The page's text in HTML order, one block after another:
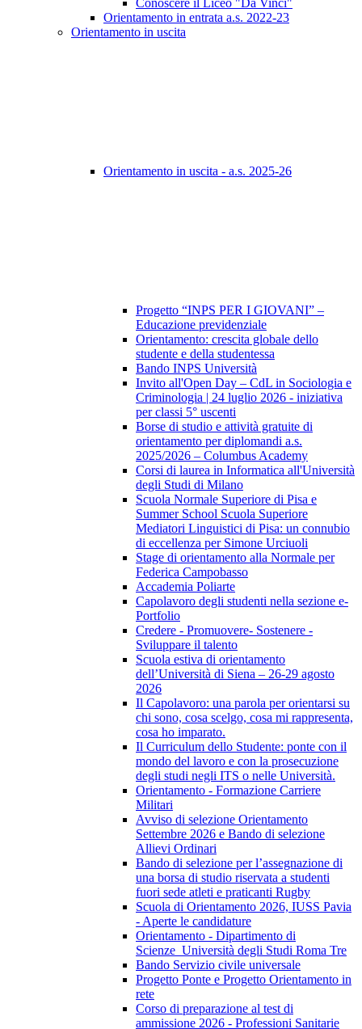
Conoscere il Liceo "Da Vinci"
Orientamento in entrata a.s. 2022-23
Orientamento in uscita
Orientamento in uscita - a.s. 2025-26
Progetto “INPS PER I GIOVANI” –
Educazione previdenziale
Orientamento: crescita globale dello
studente e della studentessa
Bando INPS Università
Invito all'Open Day – CdL in Sociologia e
Criminologia | 24 luglio 2026 - iniziativa
per classi 5° uscenti
Borse di studio e attività gratuite di
orientamento per diplomandi a.s.
2025/2026 – Columbus Academy
Corsi di laurea in Informatica all'Università
degli Studi di Milano
Scuola Normale Superiore di Pisa e
Summer School Scuola Superiore
Mediatori Linguistici di Pisa: un connubio
di eccellenza per Simone Urciuoli
Stage di orientamento alla Normale per
Federica Campobasso
Accademia Poliarte
Capolavoro degli studenti nella sezione e-
Portfolio
Credere - Promuovere- Sostenere -
Sviluppare il talento
Scuola estiva di orientamento
dell’Università di Siena – 26-29 agosto
2026
Il Capolavoro: una parola per orientarsi su
chi sono, cosa scelgo, cosa mi rappresenta,
cosa ho imparato.
Il Curriculum dello Studente: ponte con il
mondo del lavoro e con la prosecuzione
degli studi negli ITS o nelle Università.
Orientamento - Formazione Carriere
Militari
Avviso di selezione Orientamento
Settembre 2026 e Bando di selezione
Allievi Ordinari
Bando di selezione per l’assegnazione di
una borsa di studio riservata a studenti
fuori sede atleti e praticanti Rugby
Scuola di Orientamento 2026, IUSS Pavia
- Aperte le candidature
Orientamento - Dipartimento di
Scienze_Università degli Studi Roma Tre
Bando Servizio civile universale
Progetto Ponte e Progetto Orientamento in
rete
Corso di preparazione al test di
ammissione 2026 - Professioni Sanitarie